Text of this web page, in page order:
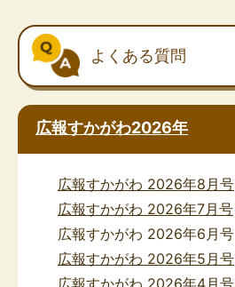
よくある質問
広報すかがわ2026年
広報すかがわ 2026年8月号
広報すかがわ 2026年7月号
広報すかがわ 2026年6月号
広報すかがわ 2026年5月号
広報すかがわ 2026年4月号